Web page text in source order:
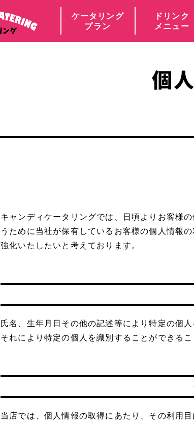
ケータリング
プラン
ドリンク
メニュー
個
キャンディケータリングでは、日頃よりお客様
うために当社が保有しているお客様の個人情報
強化いたしたいと考えております。
氏名、生年月日その他の記述等により特定の個
それにより特定の個人を識別することができるこ
当店では、個人情報の取得にあたり、その利用